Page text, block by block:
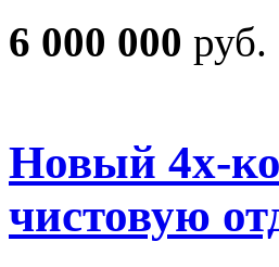
6 000 000 руб.
Новый 4х-
чистовую